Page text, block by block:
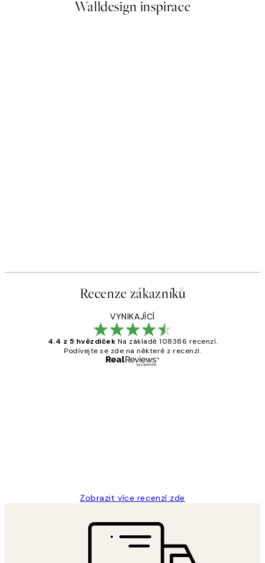
Walldesign inspirace
Recenze zákazníků
VYNIKAJÍCÍ
4.4 z 5 hvězdiček Na základě 108386 recenzí.
Podívejte se zde na některé z recenzí.
Zobrazit více recenzí zde